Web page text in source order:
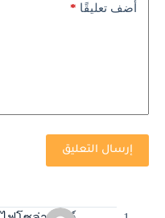
أضف تعليقًا *
إرسال التعليق